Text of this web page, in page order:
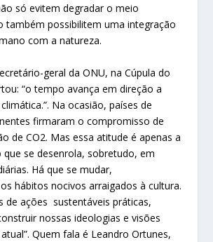
só evitem degradar o meio
também possibilitem uma integração
com a natureza.
geral da ONU, na Cúpula do
“o tempo avança em direção a
Na ocasião, países de
firmaram o compromisso de
de CO2. Mas essa atitude é apenas a
se desenrola, sobretudo, em
Há que se mudar,
hábitos nocivos arraigados à cultura.
de ações sustentáveis práticas,
nossas ideologias e visões
Quem fala é Leandro Ortunes,